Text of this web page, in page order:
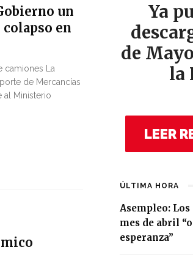
un
en
camiones La
de Mercancías
al Ministerio
Ya
de
la
LEER
ÚLTIMA HORA
Asempleo:
mes de abril
esperanza”